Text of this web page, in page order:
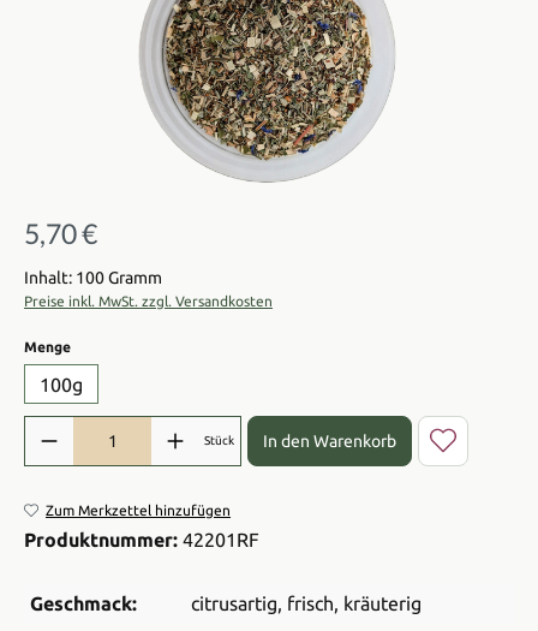
Regulärer Preis:
5,70 €
Inhalt: 100 Gramm
Preise inkl. MwSt. zzgl. Versandkosten
Mengeauswählen
100g
Produkt Anzahl: Gib den gewünschten Wert ein oder benutze die
Stück In den Warenkorb
Zum Merkzettel hinzufügen
Produktnummer: 42201RF
Geschmack: citrusartig, frisch, kräuterig